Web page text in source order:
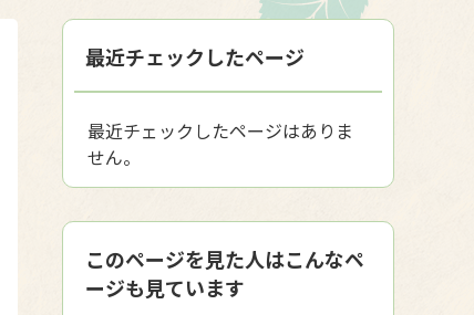
最近チェックしたページ
最近チェックしたページはありま
せん。
このページを見た人はこんなペ
ージも見ています